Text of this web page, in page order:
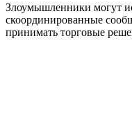
Злоумышленники могут
скоординированные
принимать торговые